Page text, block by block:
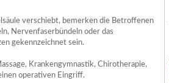
verschiebt, bemerken die Betroffenen
Nervenfaserbündeln oder das
gekennzeichnet sein.
Krankengymnastik, Chirotherapie,
operativen Eingriff.